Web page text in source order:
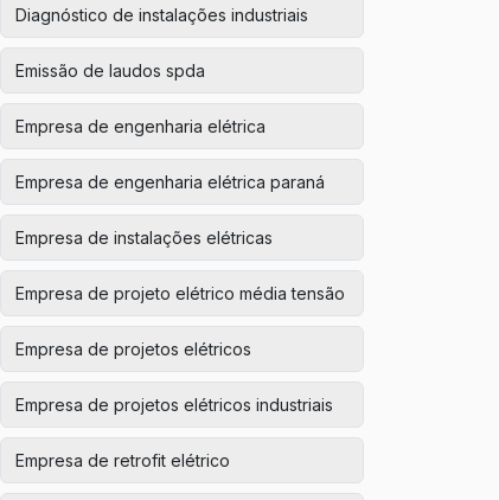
Diagnóstico de instalações industriais
Emissão de laudos spda
Empresa de engenharia elétrica
Empresa de engenharia elétrica paraná
Empresa de instalações elétricas
Empresa de projeto elétrico média tensão
Empresa de projetos elétricos
Empresa de projetos elétricos industriais
Empresa de retrofit elétrico